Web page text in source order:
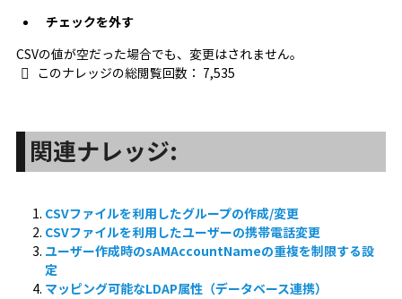
チェックを外す
CSVの値が空だった場合でも、変更はされません。
このナレッジの総閲覧回数： 7,535
関連ナレッジ:
CSVファイルを利用したグループの作成/変更
CSVファイルを利用したユーザーの携帯電話変更
ユーザー作成時のsAMAccountNameの重複を制限する設
定
マッピング可能なLDAP属性（データベース連携）